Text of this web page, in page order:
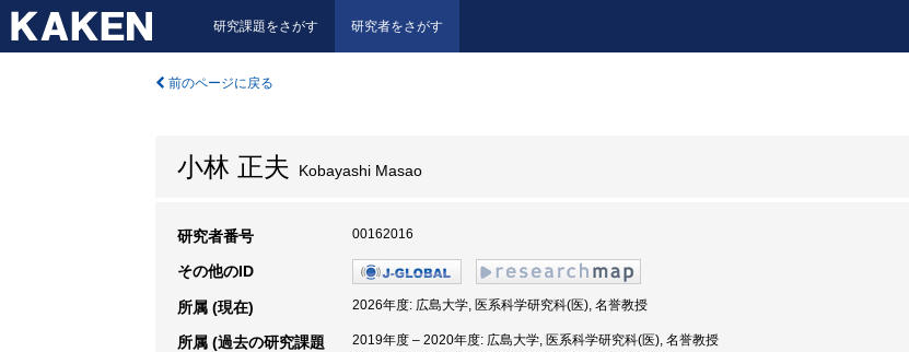
研究課題をさがす 研究者をさがす
前のページに戻る
小林 正夫 Kobayashi Masao
研究者番号 00162016
その他のID
所属 (現在) 2026年度: 広島大学, 医系科学研究科(医), 名誉教授
所属 (過去の研究課題
2019年度 – 2020年度: 広島大学, 医系科学研究科(医), 名誉教授